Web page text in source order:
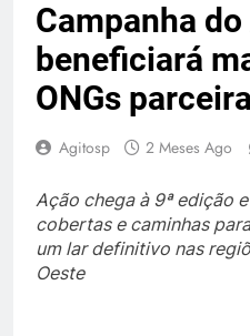
Campanha
beneficiará
ONGs
Agitosp 2 Meses Ago
Ação chega à 9ª edição
cobertas e caminhas
um lar definitivo nas
Oeste